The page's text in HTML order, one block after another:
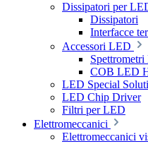
Dissipatori per
Dissipatori
Interfacce
Accessori LED
COB LED
LED Special
LED Chip Driver
Filtri per LED
Elettromeccanici
Elettromeccanici